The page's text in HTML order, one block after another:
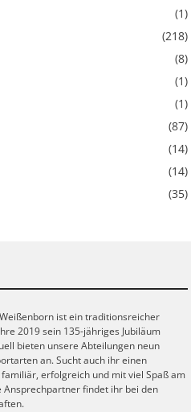
(1)
(218)
(8)
(1)
(1)
(87)
(14)
(14)
(35)
ist ein traditionsreicher
2019 sein 135-jähriges Jubiläum
bieten unsere Abteilungen neun
an. Sucht auch ihr einen
erfolgreich und mit viel Spaß am
findet ihr bei den